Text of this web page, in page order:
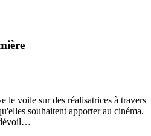
le voile sur des réalisatrices à travers
souhaitent apporter au cinéma.
…